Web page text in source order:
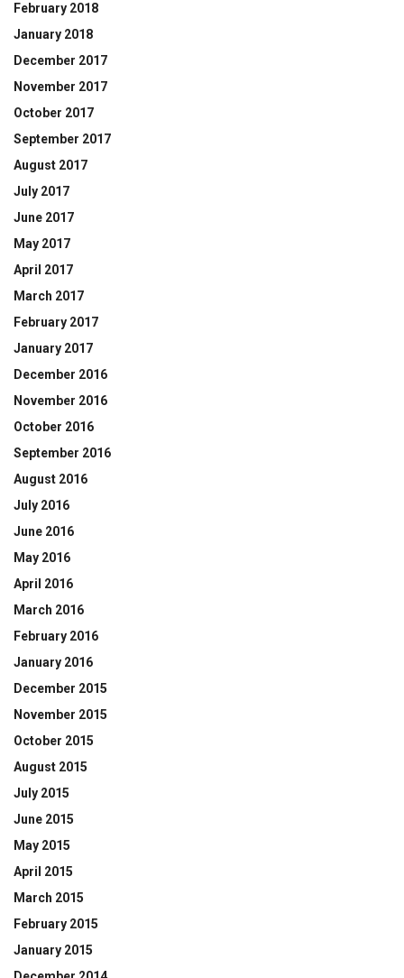
February 2018
January 2018
December 2017
November 2017
October 2017
September 2017
August 2017
July 2017
June 2017
May 2017
April 2017
March 2017
February 2017
January 2017
December 2016
November 2016
October 2016
September 2016
August 2016
July 2016
June 2016
May 2016
April 2016
March 2016
February 2016
January 2016
December 2015
November 2015
October 2015
August 2015
July 2015
June 2015
May 2015
April 2015
March 2015
February 2015
January 2015